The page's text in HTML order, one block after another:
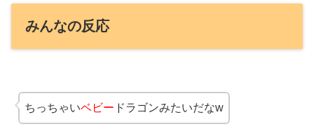
みんなの反応
ちっちゃいベビー ドラゴンみたいだなw